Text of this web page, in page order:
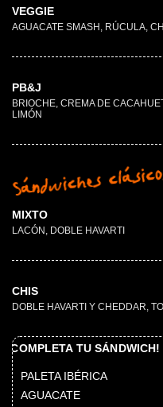
VEGGIE
AGUACATE SMASH, RÚCULA,
PB&J
BRIOCHE, CREMA DE
LIMÓN
Sándwiches clásic
MIXTO
LACÓN, DOBLE HAVARTI
CHIS
DOBLE HAVARTI Y CHEDDAR,
SÁNDWICH!
PALETA IBÉRICA
AGUACATE